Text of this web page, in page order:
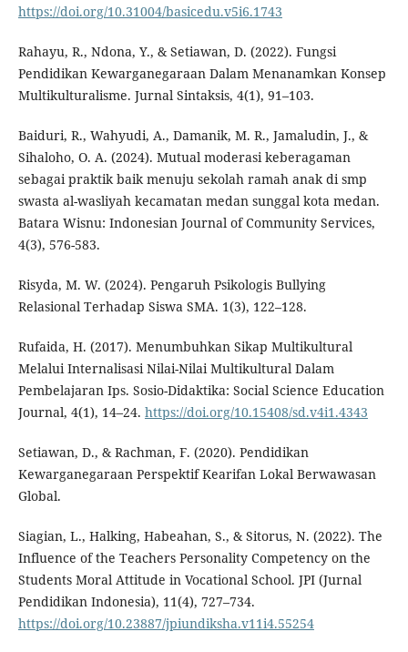
https://doi.org/10.31004/basicedu.v5i6.1743
Rahayu, R., Ndona, Y., & Setiawan, D. (2022). Fungsi
Pendidikan Kewarganegaraan Dalam Menanamkan Konsep
Multikulturalisme. Jurnal Sintaksis, 4(1), 91–103.
Baiduri, R., Wahyudi, A., Damanik, M. R., Jamaludin, J., &
Sihaloho, O. A. (2024). Mutual moderasi keberagaman
sebagai praktik baik menuju sekolah ramah anak di smp
swasta al-wasliyah kecamatan medan sunggal kota medan.
Batara Wisnu: Indonesian Journal of Community Services,
4(3), 576-583.
Risyda, M. W. (2024). Pengaruh Psikologis Bullying
Relasional Terhadap Siswa SMA. 1(3), 122–128.
Rufaida, H. (2017). Menumbuhkan Sikap Multikultural
Melalui Internalisasi Nilai-Nilai Multikultural Dalam
Pembelajaran Ips. Sosio-Didaktika: Social Science Education
Journal, 4(1), 14–24. https://doi.org/10.15408/sd.v4i1.4343
Setiawan, D., & Rachman, F. (2020). Pendidikan
Kewarganegaraan Perspektif Kearifan Lokal Berwawasan
Global.
Siagian, L., Halking, Habeahan, S., & Sitorus, N. (2022). The
Influence of the Teachers Personality Competency on the
Students Moral Attitude in Vocational School. JPI (Jurnal
Pendidikan Indonesia), 11(4), 727–734.
https://doi.org/10.23887/jpiundiksha.v11i4.55254